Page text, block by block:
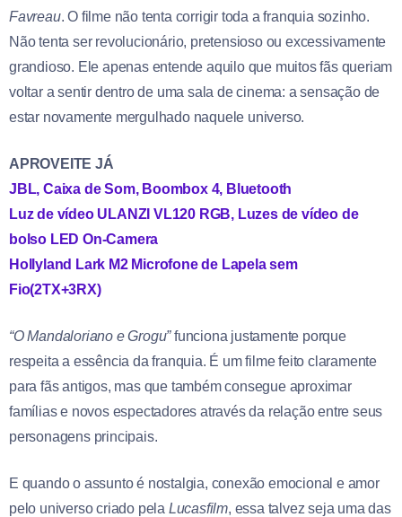
Favreau. O filme não tenta corrigir toda a franquia sozinho.
Não tenta ser revolucionário, pretensioso ou excessivamente
grandioso. Ele apenas entende aquilo que muitos fãs queriam
voltar a sentir dentro de uma sala de cinema: a sensação de
estar novamente mergulhado naquele universo.
APROVEITE JÁ
JBL, Caixa de Som, Boombox 4, Bluetooth
Luz de vídeo ULANZI VL120 RGB, Luzes de vídeo de
bolso LED On-Camera
Hollyland Lark M2 Microfone de Lapela sem
Fio(2TX+3RX)
“O Mandaloriano e Grogu”funciona justamente porque
respeita a essência da franquia. É um filme feito claramente
para fãs antigos, mas que também consegue aproximar
famílias e novos espectadores através da relação entre seus
personagens principais.
E quando o assunto é nostalgia, conexão emocional e amor
pelo universo criado pela Lucasfilm, essa talvez seja uma das